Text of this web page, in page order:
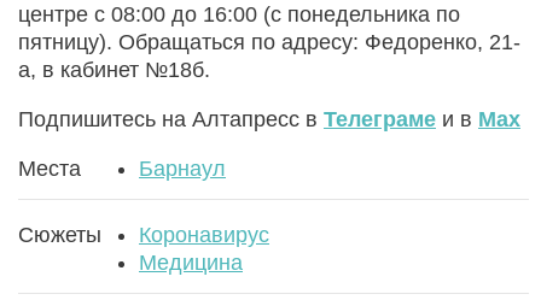
центре с 08:00 до 16:00 (с понедельника по
пятницу). Обращаться по адресу: Федоренко, 21-
а, в кабинет №18б.
Подпишитесь на Алтапресс в Телеграме и в Max
Места Барнаул
Сюжеты
Коронавирус
Медицина